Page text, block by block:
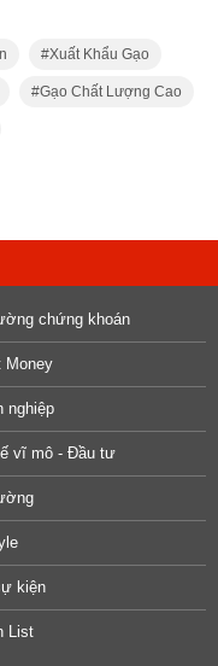
Xuất Khẩu Gạo
Gạo Chất Lượng Cao
chứng khoán
Money
nghiệp
vĩ mô - Đầu tư
kiện
List